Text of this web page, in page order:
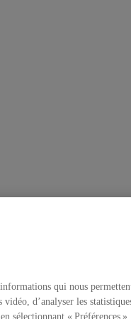
qui nous
d’analyser les
sélectionnant « Préférences ».